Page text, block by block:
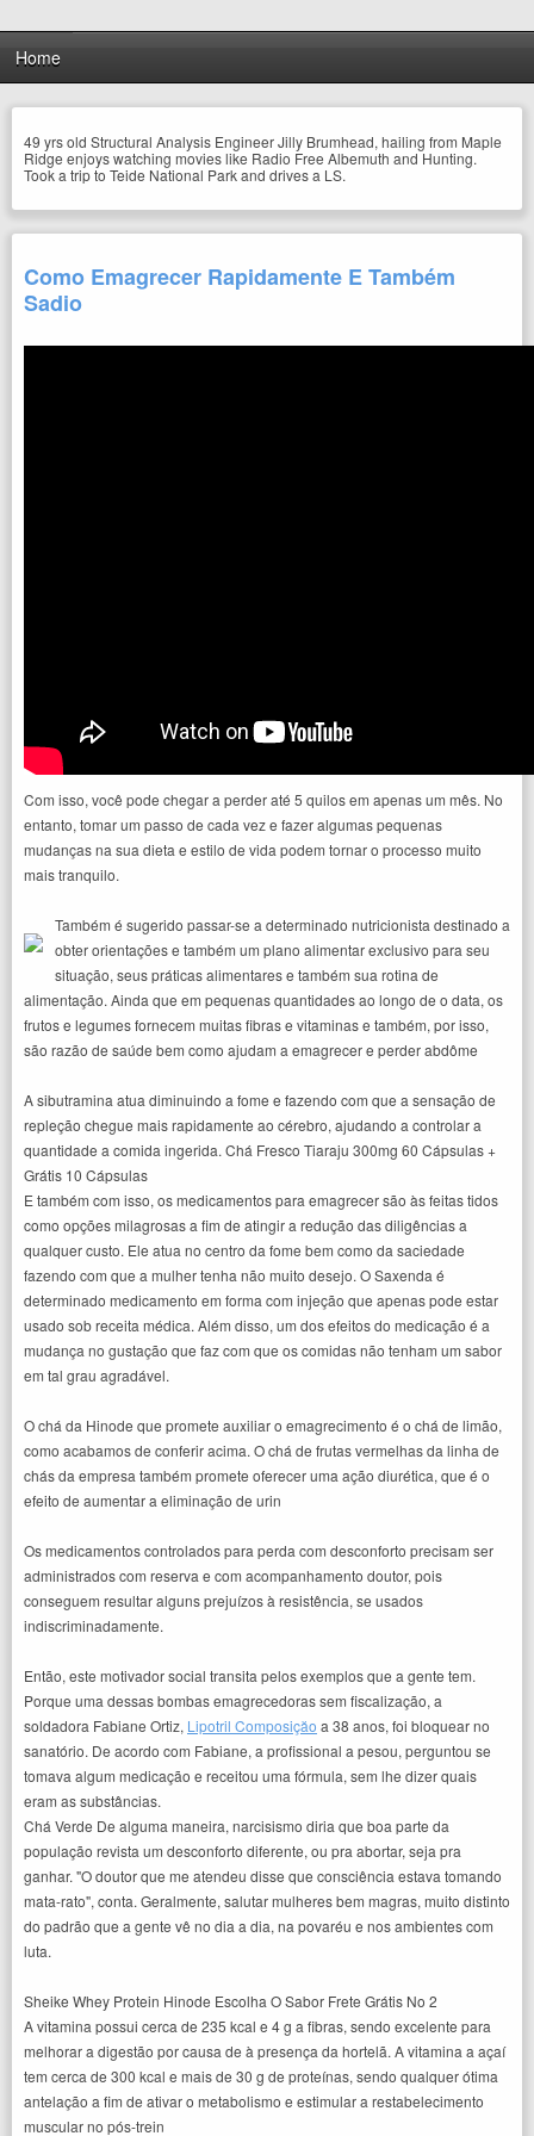
Home
49 yrs old Structural Analysis Engineer Jilly Brumhead, hailing from Maple
Ridge enjoys watching movies like Radio Free Albemuth and Hunting.
Took a trip to Teide National Park and drives a LS.
Como Emagrecer Rapidamente E Também
Sadio
Com isso, você pode chegar a perder até 5 quilos em apenas um mês. No
entanto, tomar um passo de cada vez e fazer algumas pequenas
mudanças na sua dieta e estilo de vida podem tornar o processo muito
mais tranquilo.
Também é sugerido passar-se a determinado nutricionista destinado a
obter orientações e também um plano alimentar exclusivo para seu
situação, seus práticas alimentares e também sua rotina de
alimentação. Ainda que em pequenas quantidades ao longo de o data, os
frutos e legumes fornecem muitas fibras e vitaminas e também, por isso,
são razão de saúde bem como ajudam a emagrecer e perder abdôme
A sibutramina atua diminuindo a fome e fazendo com que a sensação de
repleção chegue mais rapidamente ao cérebro, ajudando a controlar a
quantidade a comida ingerida. Chá Fresco Tiaraju 300mg 60 Cápsulas +
Grátis 10 Cápsulas
E também com isso, os medicamentos para emagrecer são às feitas tidos
como opções milagrosas a fim de atingir a redução das diligências a
qualquer custo. Ele atua no centro da fome bem como da saciedade
fazendo com que a mulher tenha não muito desejo. O Saxenda é
determinado medicamento em forma com injeção que apenas pode estar
usado sob receita médica. Além disso, um dos efeitos do medicação é a
mudança no gustação que faz com que os comidas não tenham um sabor
em tal grau agradável.
O chá da Hinode que promete auxiliar o emagrecimento é o chá de limão,
como acabamos de conferir acima. O chá de frutas vermelhas da linha de
chás da empresa também promete oferecer uma ação diurética, que é o
efeito de aumentar a eliminação de urin
Os medicamentos controlados para perda com desconforto precisam ser
administrados com reserva e com acompanhamento doutor, pois
conseguem resultar alguns prejuízos à resistência, se usados
indiscriminadamente.
Então, este motivador social transita pelos exemplos que a gente tem.
Porque uma dessas bombas emagrecedoras sem fiscalização, a
soldadora Fabiane Ortiz, Lipotril Composiçăo a 38 anos, foi bloquear no
sanatório. De acordo com Fabiane, a profissional a pesou, perguntou se
tomava algum medicação e receitou uma fórmula, sem lhe dizer quais
eram as substâncias.
Chá Verde De alguma maneira, narcisismo diria que boa parte da
população revista um desconforto diferente, ou pra abortar, seja pra
ganhar. "O doutor que me atendeu disse que consciência estava tomando
mata-rato", conta. Geralmente, salutar mulheres bem magras, muito distinto
do padrão que a gente vê no dia a dia, na povaréu e nos ambientes com
luta.
Sheike Whey Protein Hinode Escolha O Sabor Frete Grátis No 2
A vitamina possui cerca de 235 kcal e 4 g a fibras, sendo excelente para
melhorar a digestão por causa de à presença da hortelã. A vitamina a açaí
tem cerca de 300 kcal e mais de 30 g de proteínas, sendo qualquer ótima
antelação a fim de ativar o metabolismo e estimular a restabelecimento
muscular no pós-trein